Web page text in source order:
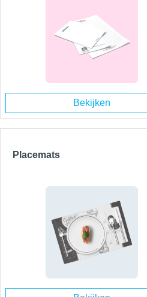
Bekijken
Placemats